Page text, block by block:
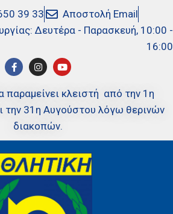
39 33
Αποστολή Email
Δευτέρα - Παρασκευή, 10:00 -
16:00
κλειστή από την 1η
την 31η Αυγούστου λόγω θερινών
διακοπών.